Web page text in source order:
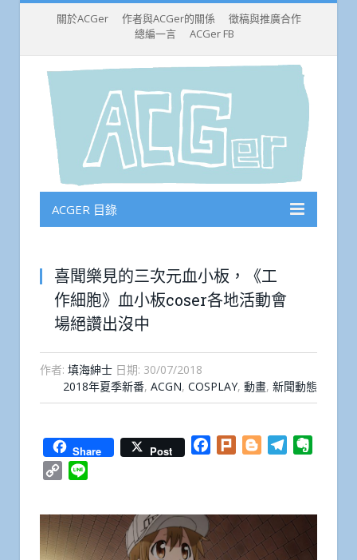
關於ACGer 作者與ACGer的關係
徵稿與推廣合作
總編一言
ACGer FB
ACGER 目錄
喜聞樂見的三次元血小板，《工
作細胞》血小板coser各地活動會
場絕讚出沒中
作者: 填海紳士 日期: 30/07/2018
2018年夏季新番, ACGN, COSPLAY, 動畫, 新聞動態
Share Post Facebook
Plurk BloggerTelegram
Copy